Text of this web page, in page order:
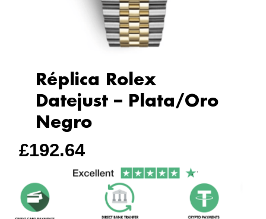
Réplica Rolex
Datejust – Plata/Oro
Negro
£192.64